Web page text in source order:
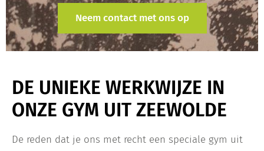
Neem contact met ons op
DE UNIEKE WERKWIJZE IN
ONZE GYM UIT ZEEWOLDE
De reden dat je ons met recht een speciale gym uit